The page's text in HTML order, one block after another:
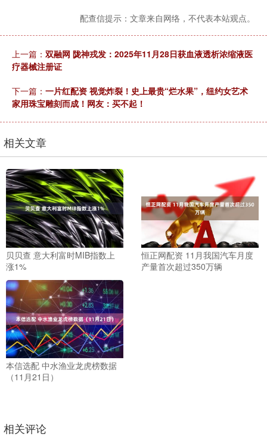
配查信提示：文章来自网络，不代表本站观点。
上一篇： 双融网 陇神戎发：2025年11月28日获血液透析浓缩液医
疗器械注册证
下一篇： 一片红配资 视觉炸裂！史上最贵“烂水果”，纽约女艺术
家用珠宝雕刻而成！网友：买不起！
相关文章
贝贝查 意大利富时MIB指数上
涨1%
恒正网配资 11月我国汽车月度
产量首次超过350万辆
本信选配 中水渔业龙虎榜数据
（11月21日）
相关评论